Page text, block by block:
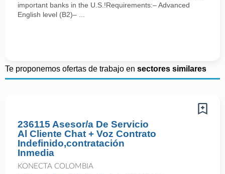
important banks in the U.S.!Requirements:– Advanced
English level (B2)– ...
Te proponemos ofertas de trabajo en sectores similares
236115 Asesor/a De Servicio
Al Cliente Chat + Voz Contrato
Indefinido,contratación
Inmedia
KONECTA COLOMBIA